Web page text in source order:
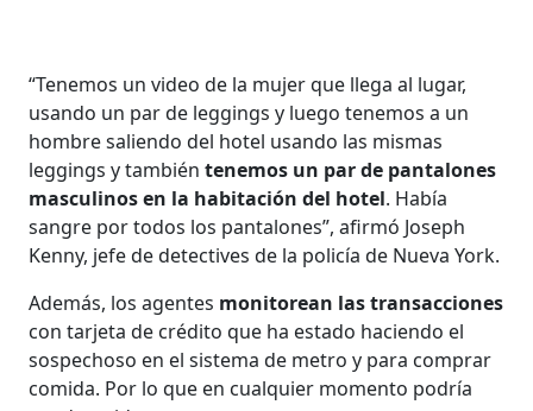
“Tenemos un video de la mujer que llega al lugar,
usando un par de leggings y luego tenemos a un
hombre saliendo del hotel usando las mismas
leggings y tambiéntenemos un par de pantalones
masculinos en la habitación del hotel. Había
sangre por todos los pantalones”, afirmó Joseph
Kenny, jefe de detectives de la policía de Nueva York.
Además, los agentes monitorean las transacciones
con tarjeta de crédito que ha estado haciendo el
sospechoso en el sistema de metro y para comprar
comida. Por lo que en cualquier momento podría